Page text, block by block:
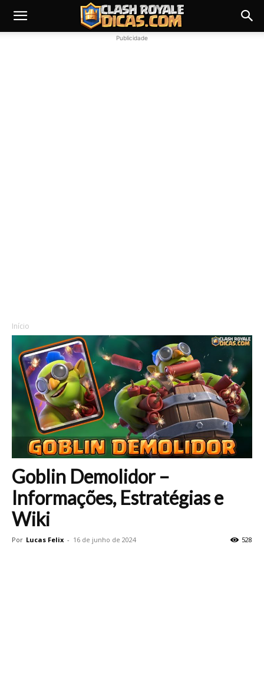
Publicidade
Início
Goblin Demolidor –
Informações, Estratégias e
Wiki
Por Lucas Felix - 16 de junho de 2024 528